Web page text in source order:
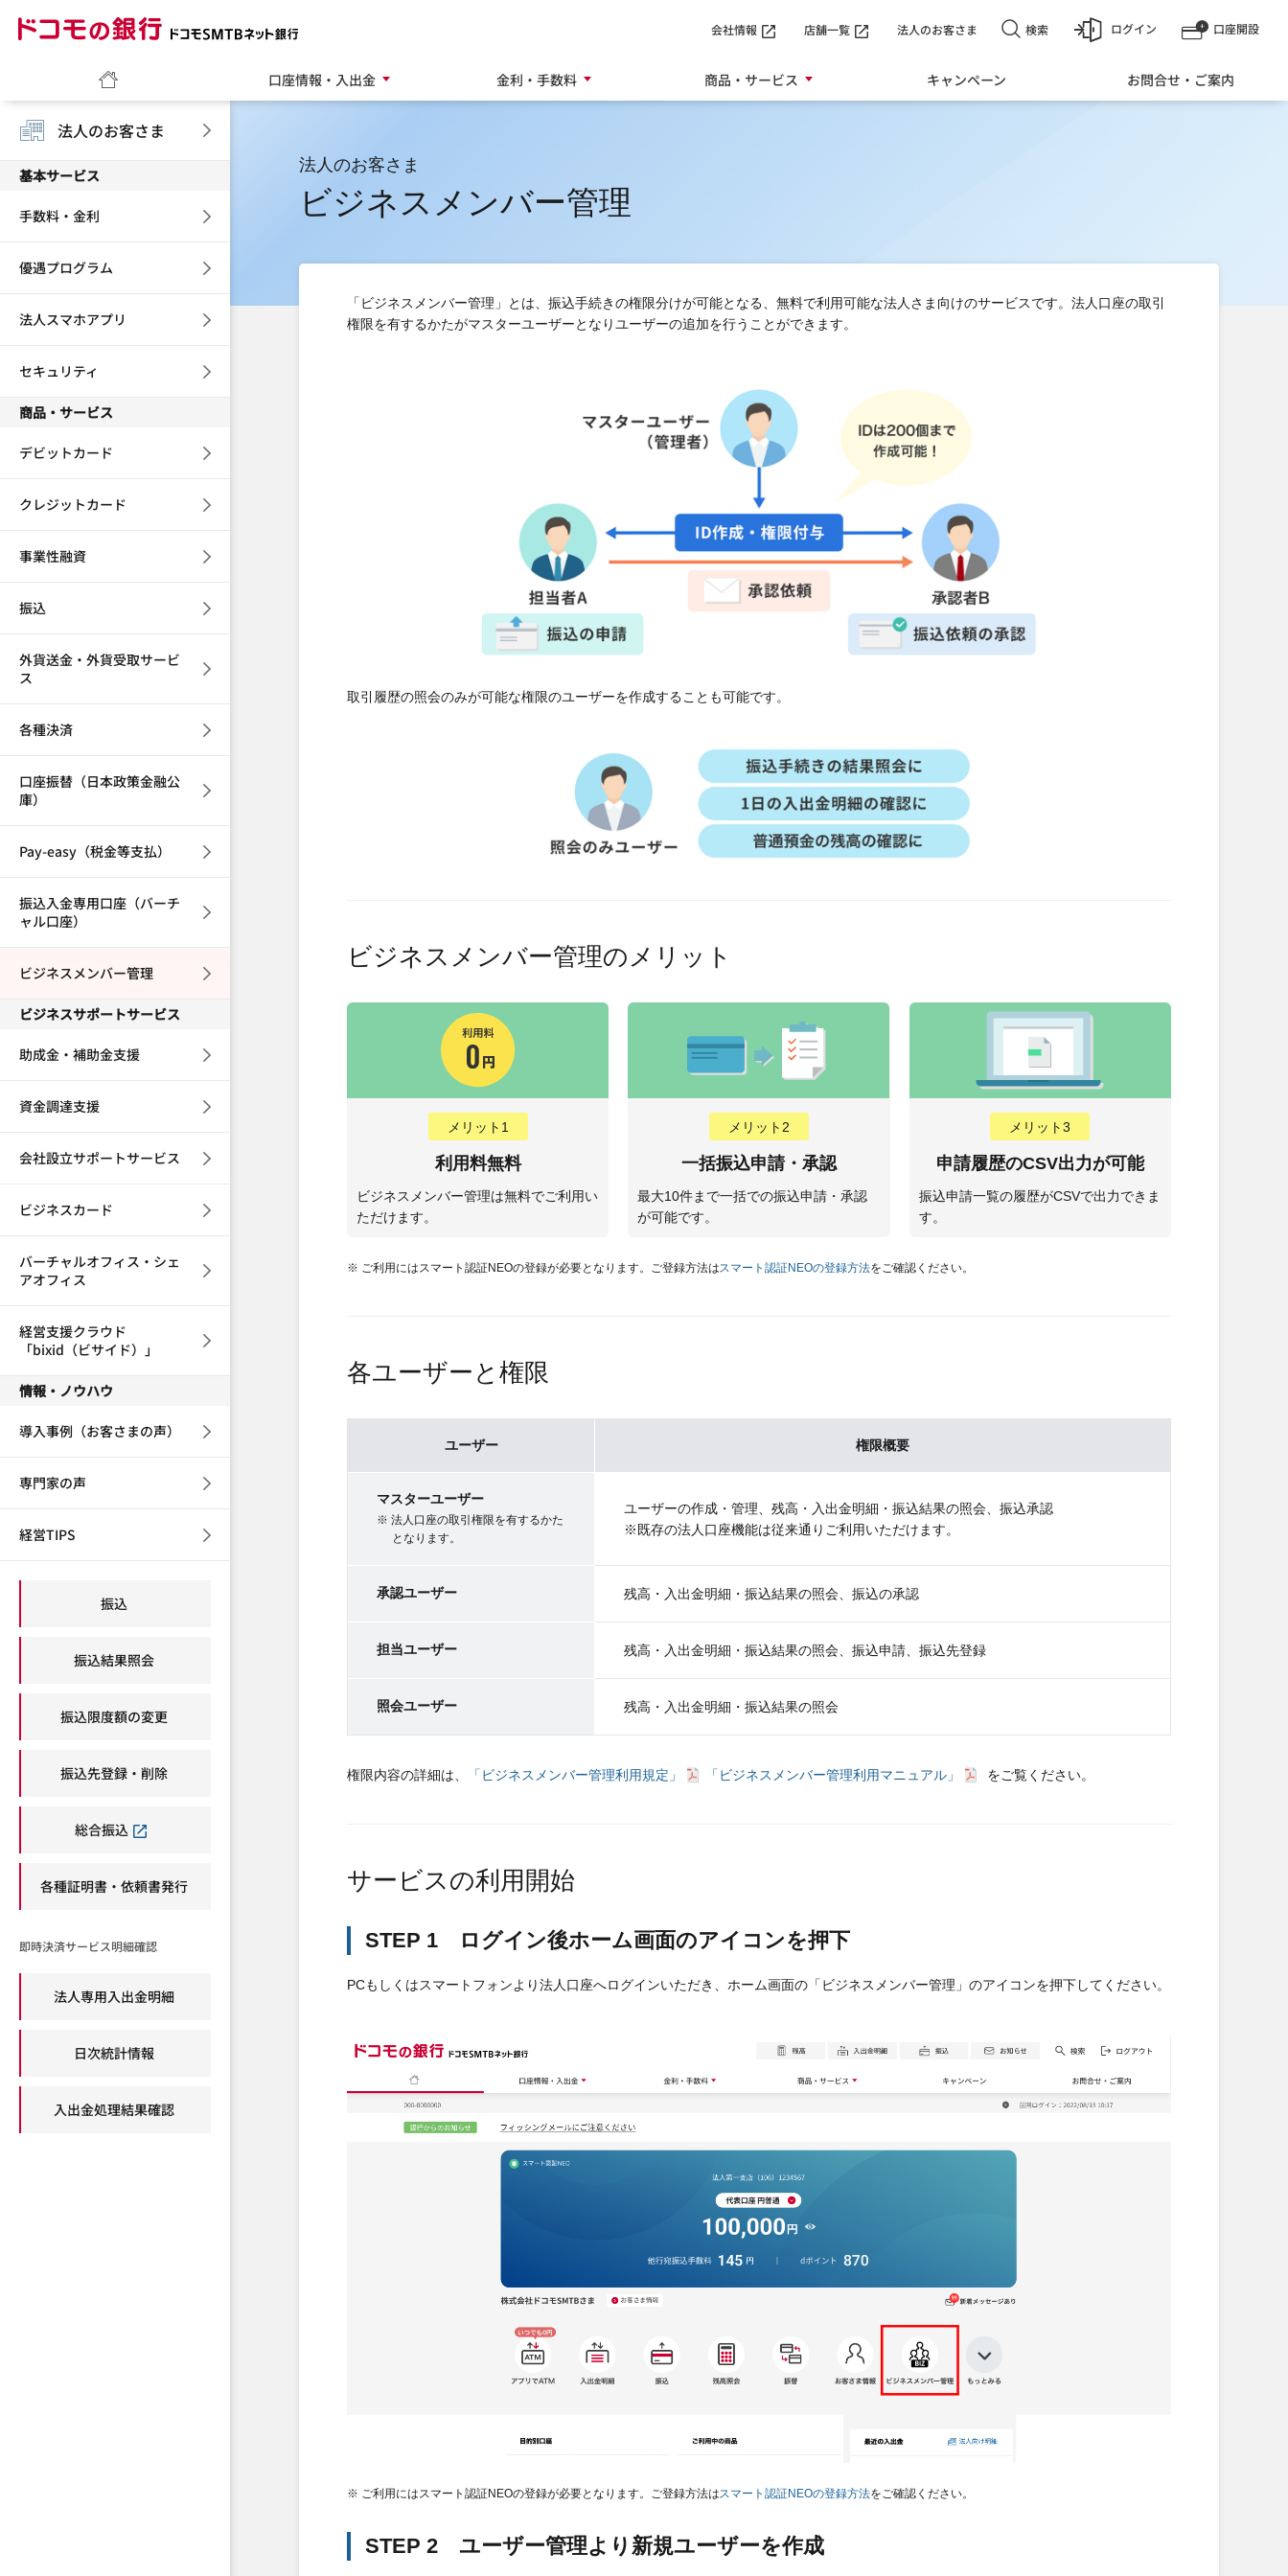
口座開設
ログイン
口座情報・入出金 金利・手数料 商品・サービス キャンペーン お問合せ・ご案内
会社情報 店舗一覧 法人のお客さま 検索
法人のお客さま
ビジネスメンバー管理
「ビジネスメンバー管理」とは、振込手続きの権限分けが可能となる、無料で利用可能な法人さま向けのサービスです。法人口座の取引
権限を有するかたがマスターユーザーとなりユーザーの追加を行うことができます。
取引履歴の照会のみが可能な権限のユーザーを作成することも可能です。
ビジネスメンバー管理のメリット
メリット1
利用料無料
ビジネスメンバー管理は無料でご利用い
ただけます。
メリット2
一括振込申請・承認
最大10件まで一括での振込申請・承認
が可能です。
メリット3
申請履歴のCSV出力が可能
振込申請一覧の履歴がCSVで出力できま
す。
※ ご利用にはスマート認証NEOの登録が必要となります。ご登録方法はスマート認証NEOの登録方法をご確認ください。
各ユーザーと権限
ユーザー 権限概要
マスターユーザー
※ 法人口座の取引権限を有するかた
となります。
ユーザーの作成・管理、残高・入出金明細・振込結果の照会、振込承認
※既存の法人口座機能は従来通りご利用いただけます。
承認ユーザー 残高・入出金明細・振込結果の照会、振込の承認
担当ユーザー 残高・入出金明細・振込結果の照会、振込申請、振込先登録
照会ユーザー 残高・入出金明細・振込結果の照会
権限内容の詳細は、 「ビジネスメンバー管理利用規定」 「ビジネスメンバー管理利用マニュアル」 をご覧ください。
サービスの利用開始
STEP 1 ログイン後ホーム画面のアイコンを押下
PCもしくはスマートフォンより法人口座へログインいただき、ホーム画面の「ビジネスメンバー管理」のアイコンを押下してください。
※ ご利用にはスマート認証NEOの登録が必要となります。ご登録方法はスマート認証NEOの登録方法をご確認ください。
STEP 2 ユーザー管理より新規ユーザーを作成
法人のお客さま
基本サービス
手数料・金利
優遇プログラム
法人スマホアプリ
セキュリティ
商品・サービス
デビットカード
クレジットカード
事業性融資
振込
外貨送金・外貨受取サービ
ス
各種決済
口座振替（日本政策金融公
庫）
Pay-easy（税金等支払）
振込入金専用口座（バーチ
ャル口座）
ビジネスメンバー管理
ビジネスサポートサービス
助成金・補助金支援
資金調達支援
会社設立サポートサービス
ビジネスカード
バーチャルオフィス・シェ
アオフィス
経営支援クラウド
「bixid（ビサイド）」
情報・ノウハウ
導入事例（お客さまの声）
専門家の声
経営TIPS
振込
振込結果照会
振込限度額の変更
振込先登録・削除
総合振込
各種証明書・依頼書発行
即時決済サービス明細確認
法人専用入出金明細
日次統計情報
入出金処理結果確認